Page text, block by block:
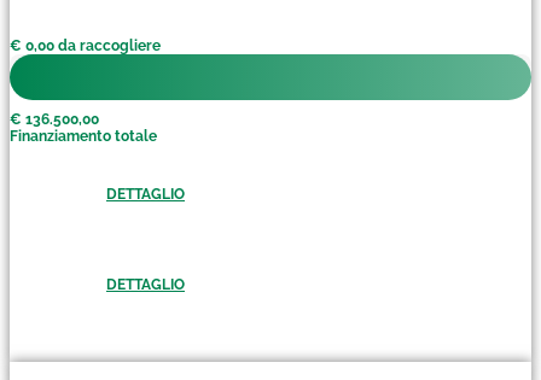
€ 0,00 da raccogliere
€ 136.500,00
Finanziamento totale
DETTAGLIO
DETTAGLIO